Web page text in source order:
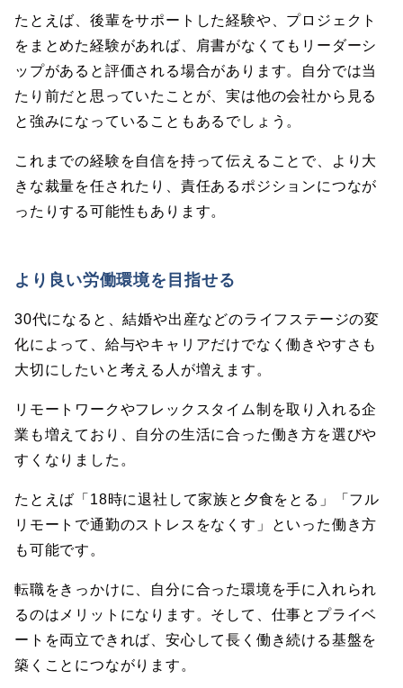
たとえば、後輩をサポートした経験や、プロジェクト
をまとめた経験があれば、肩書がなくてもリーダーシ
ップがあると評価される場合があります。自分では当
たり前だと思っていたことが、実は他の会社から見る
と強みになっていることもあるでしょう。
これまでの経験を自信を持って伝えることで、より大
きな裁量を任されたり、責任あるポジションにつなが
ったりする可能性もあります。
より良い労働環境を目指せる
30代になると、結婚や出産などのライフステージの変
化によって、給与やキャリアだけでなく働きやすさも
大切にしたいと考える人が増えます。
リモートワークやフレックスタイム制を取り入れる企
業も増えており、自分の生活に合った働き方を選びや
すくなりました。
たとえば「18時に退社して家族と夕食をとる」「フル
リモートで通勤のストレスをなくす」といった働き方
も可能です。
転職をきっかけに、自分に合った環境を手に入れられ
るのはメリットになります。そして、仕事とプライベ
ートを両立できれば、安心して長く働き続ける基盤を
築くことにつながります。